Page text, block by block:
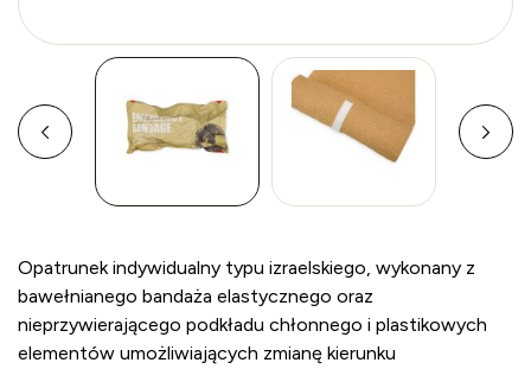
Opatrunek indywidualny typu izraelskiego, wykonany z
bawełnianego bandaża elastycznego oraz
nieprzywierającego podkładu chłonnego i plastikowych
elementów umożliwiających zmianę kierunku